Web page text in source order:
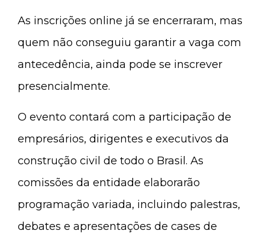
As inscrições online já se encerraram, mas
quem não conseguiu garantir a vaga com
antecedência, ainda pode se inscrever
presencialmente.
O evento contará com a participação de
empresários, dirigentes e executivos da
construção civil de todo o Brasil. As
comissões da entidade elaborarão
programação variada, incluindo palestras,
debates e apresentações de cases de